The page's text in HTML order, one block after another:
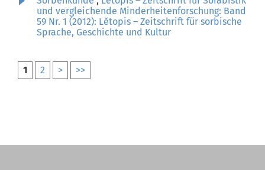
und vergleichende Minderheitenforschung: Band
59 Nr. 1 (2012): Lětopis – Zeitschrift für sorbische
Sprache, Geschichte und Kultur
1 2 > >>